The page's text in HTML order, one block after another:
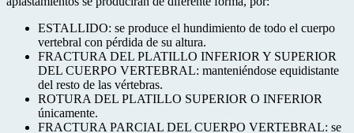
ESTALLIDO: se produce el hundimiento de todo el cuerpo
vertebral con pérdida de su altura.
FRACTURA DEL PLATILLO INFERIOR Y SUPERIOR
DEL CUERPO VERTEBRAL: manteniéndose equidistante
del resto de las vértebras.
ROTURA DEL PLATILLO SUPERIOR O INFERIOR
únicamente.
FRACTURA PARCIAL DEL CUERPO VERTEBRAL: se